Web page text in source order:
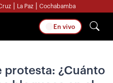
La Paz Cochabamba
En vivo
protesta: ¿Cuánto